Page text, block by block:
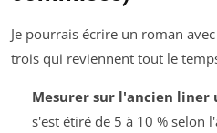
Je pourrais écrire un roman
trois qui reviennent tout le
Mesurer sur l'ancien liner
s'est étiré de 5 à 10 % selon